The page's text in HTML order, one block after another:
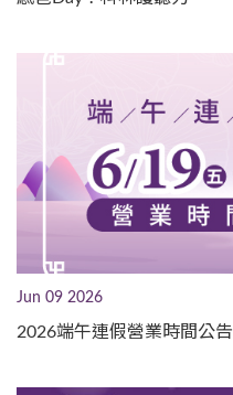
Jun 09 2026
2026端午連假營業時間公告